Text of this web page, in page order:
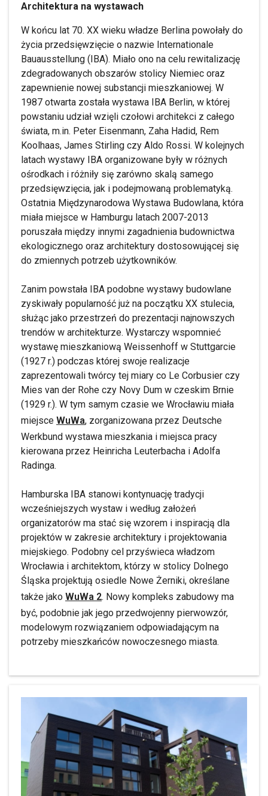
Architektura na wystawach
W końcu lat 70. XX wieku władze Berlina powołały do
życia przedsięwzięcie o nazwie Internationale
Bauausstellung (IBA). Miało ono na celu rewitalizację
zdegradowanych obszarów stolicy Niemiec oraz
zapewnienie nowej substancji mieszkaniowej. W
1987 otwarta została wystawa IBA Berlin, w której
powstaniu udział wzięli czołowi architekci z całego
świata, m.in. Peter Eisenmann, Zaha Hadid, Rem
Koolhaas, James Stirling czy Aldo Rossi. W kolejnych
latach wystawy IBA organizowane były w różnych
ośrodkach i różniły się zarówno skalą samego
przedsięwzięcia, jak i podejmowaną problematyką.
Ostatnia Międzynarodowa Wystawa Budowlana, która
miała miejsce w Hamburgu latach 2007-2013
poruszała między innymi zagadnienia budownictwa
ekologicznego oraz architektury dostosowującej się
do zmiennych potrzeb użytkowników.
Zanim powstała IBA podobne wystawy budowlane
zyskiwały popularność już na początku XX stulecia,
służąc jako przestrzeń do prezentacji najnowszych
trendów w architekturze. Wystarczy wspomnieć
wystawę mieszkaniową Weissenhoff w Stuttgarcie
(1927 r.) podczas której swoje realizacje
zaprezentowali twórcy tej miary co Le Corbusier czy
Mies van der Rohe czy Novy Dum w czeskim Brnie
(1929 r.). W tym samym czasie we Wrocławiu miała
miejsce WuWa, zorganizowana przez Deutsche
Werkbund wystawa mieszkania i miejsca pracy
kierowana przez Heinricha Leuterbacha i Adolfa
Radinga.
Hamburska IBA stanowi kontynuację tradycji
wcześniejszych wystaw i według założeń
organizatorów ma stać się wzorem i inspiracją dla
projektów w zakresie architektury i projektowania
miejskiego. Podobny cel przyświeca władzom
Wrocławia i architektom, którzy w stolicy Dolnego
Śląska projektują osiedle Nowe Żerniki, określane
także jako WuWa 2. Nowy kompleks zabudowy ma
być, podobnie jak jego przedwojenny pierwowzór,
modelowym rozwiązaniem odpowiadającym na
potrzeby mieszkańców nowoczesnego miasta.